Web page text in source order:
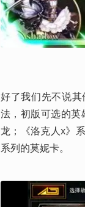
好了我们先不说
法，初版可选的
龙；《洛克人x》
系列的莫妮卡。